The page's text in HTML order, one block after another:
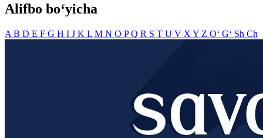
Alifbo bo‘yicha
A B D E F G H I J K L M N O PQ R S T U V X Y Z O‘ G‘ Sh Ch